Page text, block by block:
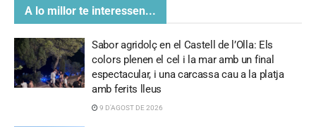
A lo millor te interessen...
Sabor agridolç en el Castell de l’Olla: Els
colors plenen el cel i la mar amb un final
espectacular, i una carcassa cau a la platja
amb ferits lleus
9 D'AGOST DE 2026